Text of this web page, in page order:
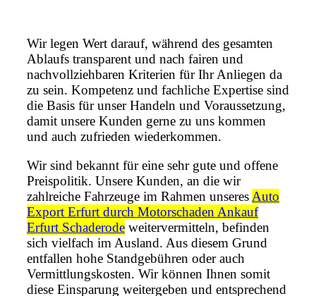
Wir legen Wert darauf, während des gesamten
Ablaufs transparent und nach fairen und
nachvollziehbaren Kriterien für Ihr Anliegen da
zu sein. Kompetenz und fachliche Expertise sind
die Basis für unser Handeln und Voraussetzung,
damit unsere Kunden gerne zu uns kommen
und auch zufrieden wiederkommen.
Wir sind bekannt für eine sehr gute und offene
Preispolitik. Unsere Kunden, an die wir
zahlreiche Fahrzeuge im Rahmen unseres Auto
Export Erfurt durch Motorschaden Ankauf
Erfurt Schaderode weitervermitteln, befinden
sich vielfach im Ausland. Aus diesem Grund
entfallen hohe Standgebühren oder auch
Vermittlungskosten. Wir können Ihnen somit
diese Einsparung weitergeben und entsprechend